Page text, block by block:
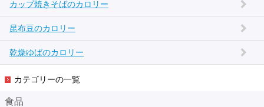
カップ焼きそばのカロリー
昆布豆のカロリー
乾燥ゆばのカロリー
カテゴリーの一覧
食品